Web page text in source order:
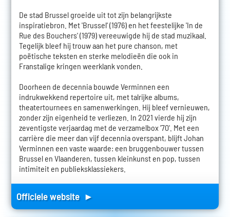
De stad Brussel groeide uit tot zijn belangrijkste
inspiratiebron. Met 'Brussel' (1976) en het feestelijke 'In de
Rue des Bouchers' (1979) vereeuwigde hij de stad muzikaal.
Tegelijk bleef hij trouw aan het pure chanson, met
poëtische teksten en sterke melodieën die ook in
Franstalige kringen weerklank vonden.
Doorheen de decennia bouwde Verminnen een
indrukwekkend repertoire uit, met talrijke albums,
theatertournees en samenwerkingen. Hij bleef vernieuwen,
zonder zijn eigenheid te verliezen. In 2021 vierde hij zijn
zeventigste verjaardag met de verzamelbox '70'. Met een
carrière die meer dan vijf decennia overspant, blijft Johan
Verminnen een vaste waarde: een bruggenbouwer tussen
Brussel en Vlaanderen, tussen kleinkunst en pop, tussen
intimiteit en publieksklassiekers.
Officiele website ►